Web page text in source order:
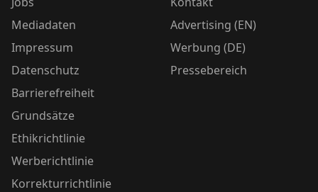
Mediadaten
Impressum
Datenschutz
Barrierefreiheit
Grundsätze
Ethikrichtlinie
Werberichtlinie
Korrekturrichtlinie
Advertising (EN)
Werbung (DE)
Pressebereich